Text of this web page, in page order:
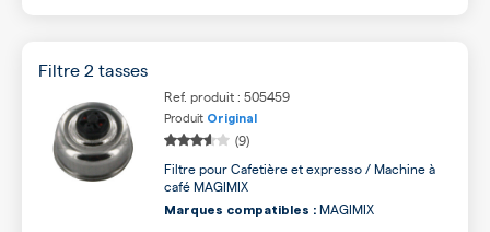
Filtre 2 tasses
Ref. produit : 505459
Produit Original
(9)
Filtre pour Cafetière et expresso / Machine à
café MAGIMIX
Marques compatibles : MAGIMIX